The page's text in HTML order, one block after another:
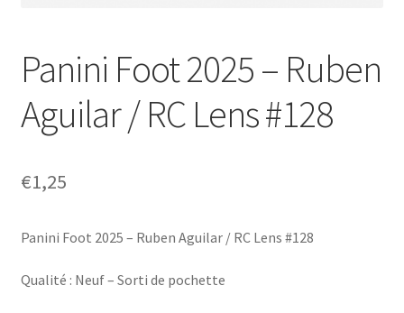
Panini Foot 2025 – Ruben
Aguilar / RC Lens #128
€1,25
Panini Foot 2025 – Ruben Aguilar / RC Lens #128
Qualité : Neuf – Sorti de pochette